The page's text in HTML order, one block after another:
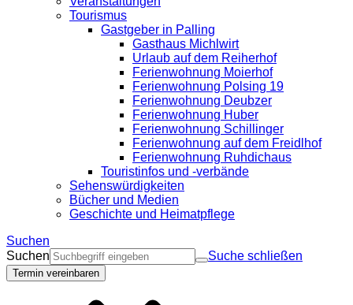
Tourismus
Gastgeber in Palling
Gasthaus Michlwirt
Urlaub auf dem Reiherhof
Ferienwohnung Moierhof
Ferienwohnung Polsing 19
Ferienwohnung Deubzer
Ferienwohnung Huber
Ferienwohnung Schillinger
Ferienwohnung auf dem Freidlhof
Ferienwohnung Ruhdichaus
Touristinfos und -verbände
Sehenswürdigkeiten
Bücher und Medien
Geschichte und Heimatpflege
Suchen
Suchen
Suche schließen
Termin vereinbaren